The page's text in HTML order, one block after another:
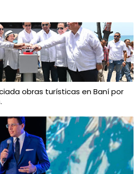
obras turísticas en Baní por